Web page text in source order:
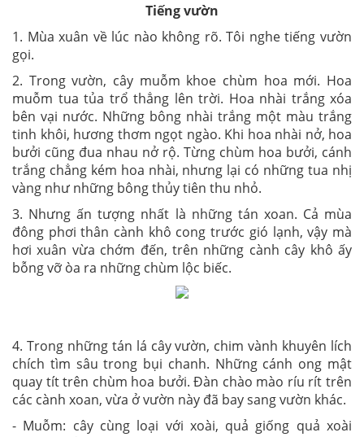
Tiếng vườn
1. Mùa xuân về lúc nào không rõ. Tôi nghe tiếng vườn
gọi.
2. Trong vườn, cây muỗm khoe chùm hoa mới. Hoa
muỗm tua tủa trổ thẳng lên trời. Hoa nhài trắng xóa
bên vại nước. Những bông nhài trắng một màu trắng
tinh khôi, hương thơm ngọt ngào. Khi hoa nhài nở, hoa
bưởi cũng đua nhau nở rộ. Từng chùm hoa bưởi, cánh
trắng chẳng kém hoa nhài, nhưng lại có những tua nhị
vàng như những bông thủy tiên thu nhỏ.
3. Nhưng ấn tượng nhất là những tán xoan. Cả mùa
đông phơi thân cành khô cong trước gió lạnh, vậy mà
hơi xuân vừa chớm đến, trên những cành cây khô ấy
bỗng vỡ òa ra những chùm lộc biếc.
4. Trong những tán lá cây vườn, chim vành khuyên lích
chích tìm sâu trong bụi chanh. Những cánh ong mật
quay tít trên chùm hoa bưởi. Đàn chào mào ríu rít trên
các cành xoan, vừa ở vườn này đã bay sang vườn khác.
- Muỗm: cây cùng loại với xoài, quả giống quả xoài